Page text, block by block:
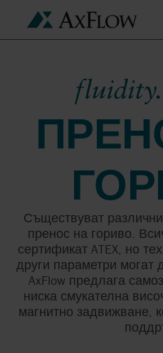
Съществуват
пренос на гориво.
сертификат ATEX, но
други параметри могат
AxFlow предлага
ниска смукателна
магнитно задвижване,